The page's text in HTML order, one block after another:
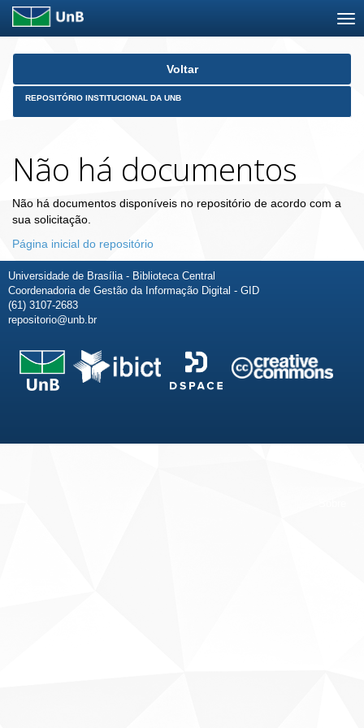
Skip
Voltar
REPOSITÓRIO INSTITUCIONAL DA UNB
Não há documentos
Não há documentos disponíveis no repositório de acordo com a
sua solicitação.
Página inicial do repositório
Universidade de Brasília - Biblioteca Central
Coordenadoria de Gestão da Informação Digital - GID
(61) 3107-2683
repositorio@unb.br